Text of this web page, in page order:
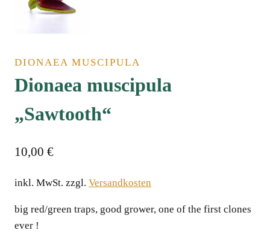
DIONAEA MUSCIPULA
Dionaea muscipula
„Sawtooth“
10,00 €
inkl. MwSt. zzgl. Versandkosten
big red/green traps, good grower, one of the first clones
ever !